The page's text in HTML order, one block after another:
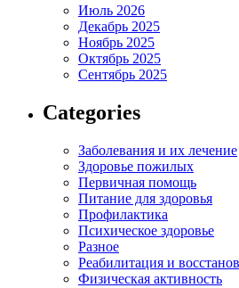
Июль 2026
Декабрь 2025
Ноябрь 2025
Октябрь 2025
Сентябрь 2025
Categories
Заболевания и их лечение
Здоровье пожилых
Первичная помощь
Питание для здоровья
Профилактика
Психическое здоровье
Разное
Реабилитация и
Физическая активность